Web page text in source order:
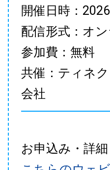
開催日時：
配信形式：オ
参加費：無料
共催：ティネ
会社
お申込み・詳細